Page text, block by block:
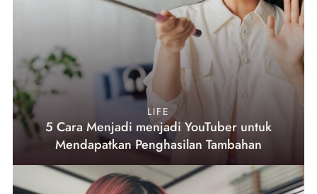
LIFE
5 Cara Menjadi menjadi YouTuber untuk
Mendapatkan Penghasilan Tambahan